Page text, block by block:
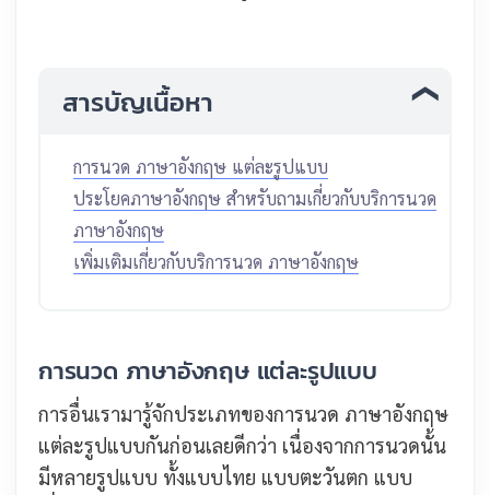
สารบัญเนื้อหา
การนวด ภาษาอังกฤษ แต่ละรูปแบบ
ประโยคภาษาอังกฤษ สำหรับถามเกี่ยวกับบริการนวด
ภาษาอังกฤษ
เพิ่มเติมเกี่ยวกับบริการนวด ภาษาอังกฤษ
การนวด ภาษาอังกฤษ แต่ละรูปแบบ
การอื่นเรามารู้จักประเภทของการนวด ภาษาอังกฤษ
แต่ละรูปแบบกันก่อนเลยดีกว่า เนื่องจากการนวดนั้น
มีหลายรูปแบบ ทั้งแบบไทย แบบตะวันตก แบบ